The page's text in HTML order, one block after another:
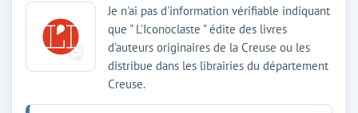
Je n'ai pas d'information vérifiable indiquant
que " L'Iconoclaste " édite des livres
d'auteurs originaires de la Creuse ou les
distribue dans les librairies du département
Creuse.